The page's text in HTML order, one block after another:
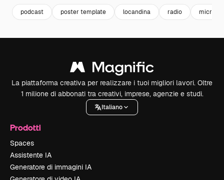
podcast poster template locandina radio
La piattaforma creativa per realizzare i tuoi migliori lavori. Oltre
1 milione di abbonati tra creativi, imprese, agenzie e studi.
Italiano
Prodotti
Spaces
Assistente IA
Generatore di immagini IA